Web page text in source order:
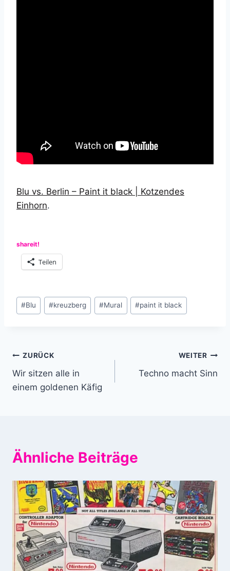
Blu vs. Berlin – Paint it black | Kotzendes
Einhorn.
shareit!
Teilen
Schlagworte:
#Blu #kreuzberg #Mural #paint it black
Beitragsnavigation
ZURÜCK
Wir sitzen alle in
einem goldenen Käfig
WEITER
Techno macht Sinn
Ähnliche Beiträge